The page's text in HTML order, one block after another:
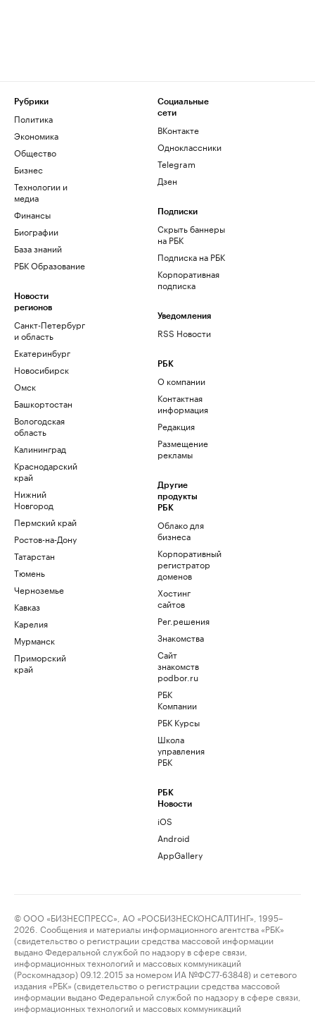
Рубрики
Политика
Экономика
Общество
Бизнес
Технологии и
медиа
Финансы
Биографии
База знаний
РБК Образование
Новости
регионов
Санкт-Петербург
и область
Екатеринбург
Новосибирск
Омск
Башкортостан
Вологодская
область
Калининград
Краснодарский
край
Нижний
Новгород
Пермский край
Ростов-на-Дону
Татарстан
Тюмень
Черноземье
Кавказ
Карелия
Мурманск
Приморский
край
Социальные
сети
ВКонтакте
Одноклассники
Telegram
Дзен
Подписки
Скрыть баннеры
на РБК
Подписка на РБК
Корпоративная
подписка
Уведомления
RSS Новости
РБК
О компании
Контактная
информация
Редакция
Размещение
рекламы
Другие
продукты
РБК
Облако для
бизнеса
Корпоративный
регистратор
доменов
Хостинг
сайтов
Рег.решения
Знакомства
Сайт
знакомств
podbor.ru
РБК
Компании
РБК Курсы
Школа
управления
РБК
РБК
Новости
iOS
Android
AppGallery
© ООО «БИЗНЕСПРЕСС», АО «РОСБИЗНЕСКОНСАЛТИНГ», 1995–
2026. Сообщения и материалы информационного агентства «РБК»
(свидетельство о регистрации средства массовой информации
выдано Федеральной службой по надзору в сфере связи,
информационных технологий и массовых коммуникаций
(Роскомнадзор) 09.12.2015 за номером ИА №ФС77-63848) и сетевого
издания «РБК» (свидетельство о регистрации средства массовой
информации выдано Федеральной службой по надзору в сфере связи,
информационных технологий и массовых коммуникаций